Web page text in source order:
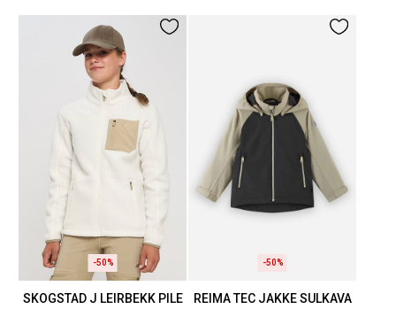
-50%
SKOGSTAD J LEIRBEKK PILE
-50%
REIMA TEC JAKKE SULKAVA